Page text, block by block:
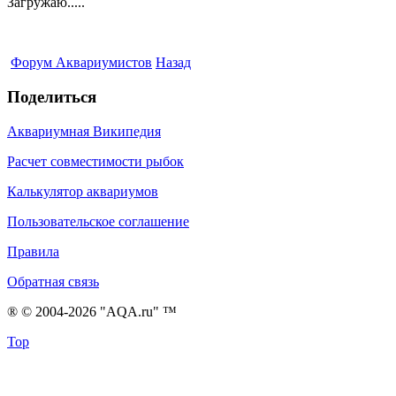
Форум Аквариумистов Назад
Поделиться
Аквариумная Википедия
Расчет совместимости рыбок
Калькулятор аквариумов
Пользовательское соглашение
Правила
Обратная связь
® © 2004-2026 "AQA.ru" ™
Top